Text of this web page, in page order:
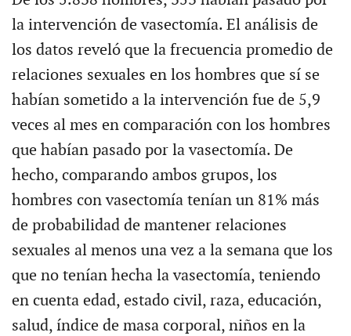
la intervención de vasectomía. El análisis de
los datos reveló que la frecuencia promedio de
relaciones sexuales en los hombres que sí se
habían sometido a la intervención fue de 5,9
veces al mes en comparación con los hombres
que habían pasado por la vasectomía. De
hecho, comparando ambos grupos, los
hombres con vasectomía tenían un 81% más
de probabilidad de mantener relaciones
sexuales al menos una vez a la semana que los
que no tenían hecha la vasectomía, teniendo
en cuenta edad, estado civil, raza, educación,
salud, índice de masa corporal, niños en la